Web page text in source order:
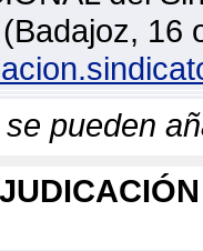
16
pueden